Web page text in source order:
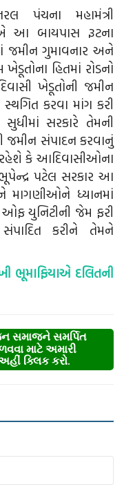
પંચના મહામંત્રી
આ બાયપાસ રૂટના
જમીન ગુમાવનાર અને
હિતમાં રોડનો
ખેડૂતોની જમીન
સ્થગિત કરવા માંગ કરી
સરકારે તેમની
સંપાદન કરવાનું
રહેશે કે આદિવાસીઓના
ભૂપેન્દ્ર પટેલ સરકાર આ
માગણીઓને ધ્યાનમાં
યુનિટીની જેમ ફરી
કરીને તેમને
ભૂમાફિયાએ દલિતની
સમાજને સમર્પિત
માટે અમારી
ક્લિક કરો.